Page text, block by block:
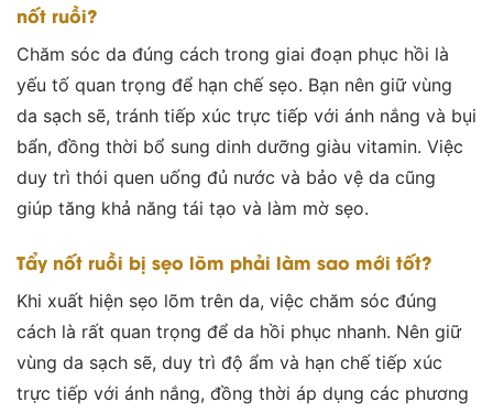
nốt ruồi?
Chăm sóc da đúng cách trong giai đoạn phục hồi là
yếu tố quan trọng để hạn chế sẹo. Bạn nên giữ vùng
da sạch sẽ, tránh tiếp xúc trực tiếp với ánh nắng và bụi
bẩn, đồng thời bổ sung dinh dưỡng giàu vitamin. Việc
duy trì thói quen uống đủ nước và bảo vệ da cũng
giúp tăng khả năng tái tạo và làm mờ sẹo.
Tẩy nốt ruồi bị sẹo lõm phải làm sao mới tốt?
Khi xuất hiện sẹo lõm trên da, việc chăm sóc đúng
cách là rất quan trọng để da hồi phục nhanh. Nên giữ
vùng da sạch sẽ, duy trì độ ẩm và hạn chế tiếp xúc
trực tiếp với ánh nắng, đồng thời áp dụng các phương